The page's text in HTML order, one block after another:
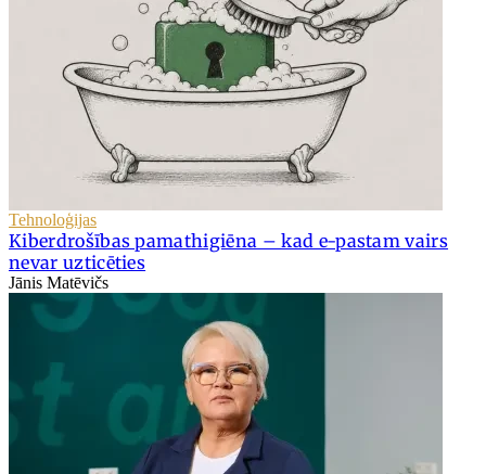
Tehnoloģijas
Kiberdrošības pamathigiēna – kad e-pastam vairs
nevar uzticēties
Jānis Matēvičs